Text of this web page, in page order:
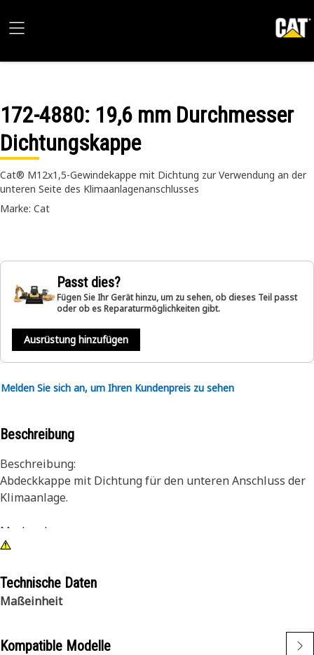
172-4880: 19,6 mm Durchmesser
Dichtungskappe
Cat® M12x1,5-Gewindekappe mit Dichtung zur Verwendung an der
unteren Seite des Klimaanlagenanschlusses
Marke: Cat
Passt dies?
Fügen Sie Ihr Gerät hinzu, um zu sehen, ob dieses Teil passt
oder ob es Reparaturmöglichkeiten gibt.
Ausrüstung hinzufügen
Melden Sie sich an, um Ihren Kundenpreis zu sehen
Beschreibung
Beschreibung:
Abdeckkappe mit Dichtung für den unteren Anschluss der
Klimaanlage.
Merkmale:
• Gewindegröße: M12 X 1,5
Technische Daten
Maßeinheit
Kompatible Modelle